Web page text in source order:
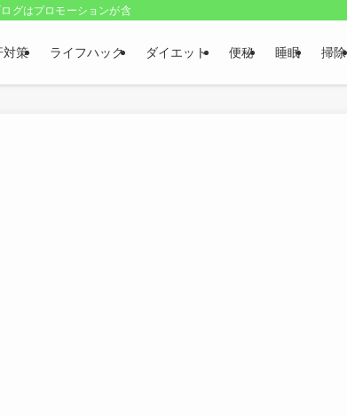
グはプロモーションが含まれています
対策 ライフハック ダイエット 便秘 睡眠 掃除